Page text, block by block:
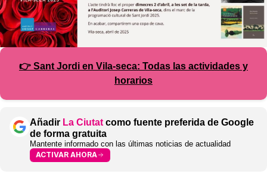
👉 Sant Jordi en Vila-seca: Todas las actividades y
horarios
Añadir La Ciutat como fuente preferida de Google
de forma gratuita
Mantente informado con las últimas noticias de actualidad
ACTIVAR AHORA